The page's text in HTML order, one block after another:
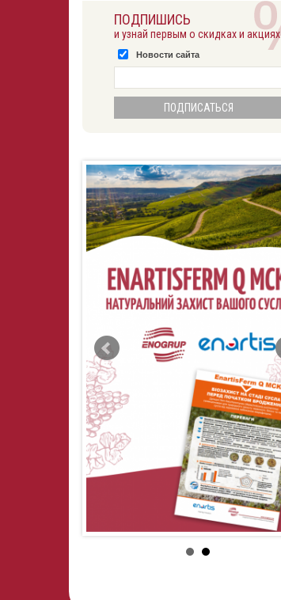
ПОДПИШИСЬ
и узнай первым о скидках и акциях
Новости сайта